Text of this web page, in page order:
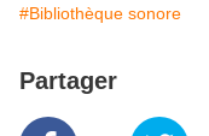
#Bibliothèque sonore
Partager